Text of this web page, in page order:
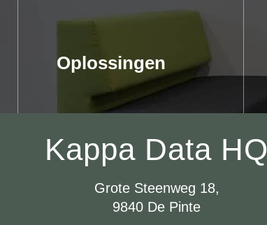
Oplossingen
Kappa Data HQ
Grote Steenweg 18,
9840 De Pinte